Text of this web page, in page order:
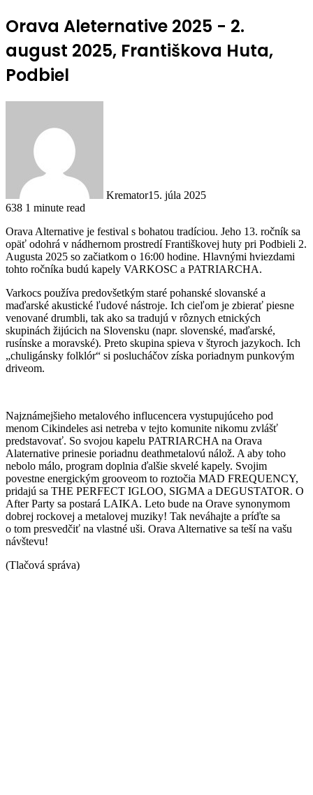
Orava Aleternative 2025 - 2.
august 2025, Františkova Huta,
Podbiel
Kremator15. júla 2025
638 1 minute read
Orava Alternative je festival s bohatou tradíciou. Jeho 13. ročník sa
opäť odohrá v nádhernom prostredí Františkovej huty pri Podbieli 2.
Augusta 2025 so začiatkom o 16:00 hodine. Hlavnými hviezdami
tohto ročníka budú kapely VARKOSC a PATRIARCHA.
Varkocs používa predovšetkým staré pohanské slovanské a
maďarské akustické ľudové nástroje. Ich cieľom je zbierať piesne
venované drumbli, tak ako sa tradujú v rôznych etnických
skupinách žijúcich na Slovensku (napr. slovenské, maďarské,
rusínske a moravské). Preto skupina spieva v štyroch jazykoch. Ich
„chuligánsky folklór“ si poslucháčov získa poriadnym punkovým
driveom.
Najznámejšieho metalového influcencera vystupujúceho pod
menom Cikindeles asi netreba v tejto komunite nikomu zvlášť
predstavovať. So svojou kapelu PATRIARCHA na Orava
Alaternative prinesie poriadnu deathmetalovú nálož. A aby toho
nebolo málo, program doplnia ďalšie skvelé kapely. Svojim
povestne energickým grooveom to roztočia MAD FREQUENCY,
pridajú sa THE PERFECT IGLOO, SIGMA a DEGUSTATOR. O
After Party sa postará LAIKA. Leto bude na Orave synonymom
dobrej rockovej a metalovej muziky! Tak neváhajte a príďte sa
o tom presvedčiť na vlastné uši. Orava Alternative sa teší na vašu
návštevu!
(Tlačová správa)